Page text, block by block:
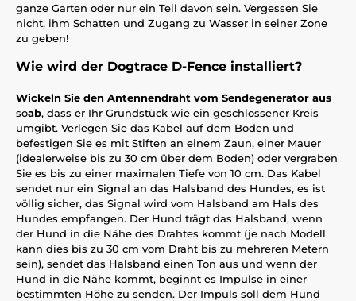
ganze Garten oder nur ein Teil davon sein. Vergessen Sie
nicht, ihm Schatten und Zugang zu Wasser in seiner Zone
zu geben!
Wie wird der Dogtrace D-Fence installiert?
Wickeln Sie den Antennendraht vom Sendegenerator aus
soab, dass er Ihr Grundstück wie ein geschlossener Kreis
umgibt. Verlegen Sie das Kabel auf dem Boden und
befestigen Sie es mit Stiften an einem Zaun, einer Mauer
(idealerweise bis zu 30 cm über dem Boden) oder vergraben
Sie es bis zu einer maximalen Tiefe von 10 cm. Das Kabel
sendet nur ein Signal an das Halsband des Hundes, es ist
völlig sicher, das Signal wird vom Halsband am Hals des
Hundes empfangen. Der Hund trägt das Halsband, wenn
der Hund in die Nähe des Drahtes kommt (je nach Modell
kann dies bis zu 30 cm vom Draht bis zu mehreren Metern
sein), sendet das Halsband einen Ton aus und wenn der
Hund in die Nähe kommt, beginnt es Impulse in einer
bestimmten Höhe zu senden. Der Impuls soll dem Hund